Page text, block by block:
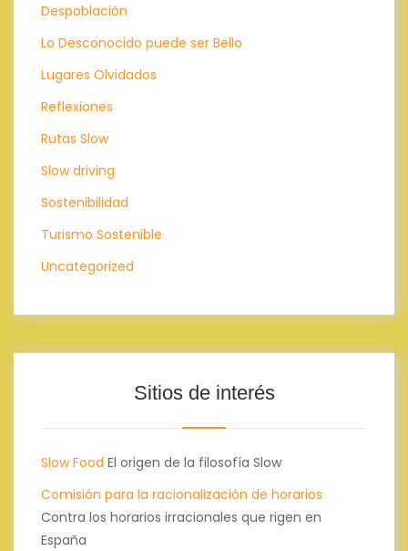
Despoblación
Lo Desconocido puede ser Bello
Lugares Olvidados
Reflexiones
Rutas Slow
Slow driving
Sostenibilidad
Turismo Sostenible
Uncategorized
Sitios de interés
Slow Food El origen de la filosofía Slow
Comisión para la racionalización de horarios
Contra los horarios irracionales que rigen en
España